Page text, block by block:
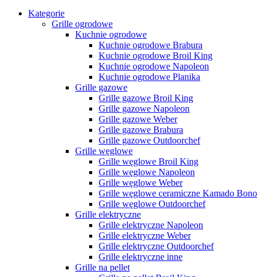
Kategorie
Grille ogrodowe
Kuchnie ogrodowe
Kuchnie ogrodowe Brabura
Kuchnie ogrodowe Broil King
Kuchnie ogrodowe Napoleon
Kuchnie ogrodowe Planika
Grille gazowe
Grille gazowe Broil King
Grille gazowe Napoleon
Grille gazowe Weber
Grille gazowe Brabura
Grille gazowe Outdoorchef
Grille węglowe
Grille węglowe Broil King
Grille węglowe Napoleon
Grille węglowe Weber
Grille węglowe ceramiczne Kamado Bono
Grille węglowe Outdoorchef
Grille elektryczne
Grille elektryczne Napoleon
Grille elektryczne Weber
Grille elektryczne Outdoorchef
Grille elektryczne inne
Grille na pellet